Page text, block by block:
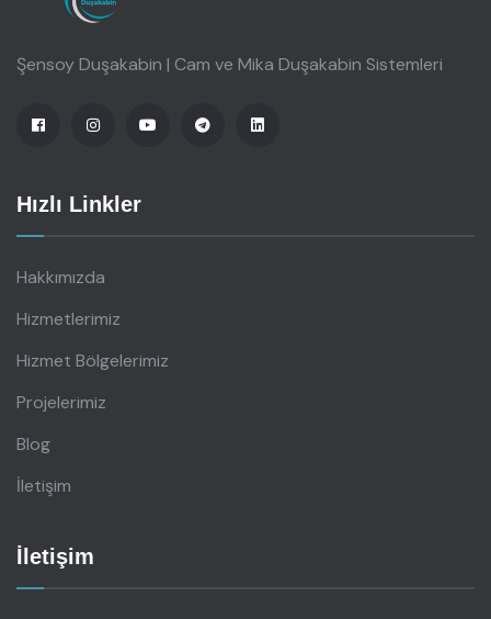
Şensoy Duşakabin | Cam ve Mika Duşakabin Sistemleri
Hızlı Linkler
Hakkımızda
Hizmetlerimiz
Hizmet Bölgelerimiz
Projelerimiz
Blog
İletişim
İletişim